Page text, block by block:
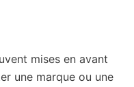
mises en avant
une marque ou une